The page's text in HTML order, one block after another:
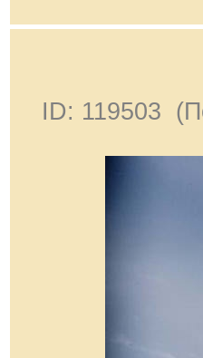
ID: 119503